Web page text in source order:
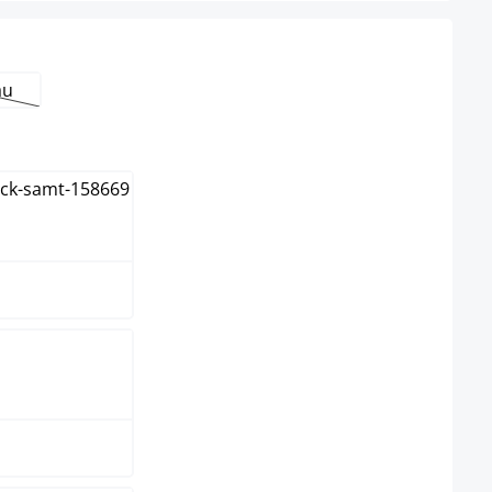
niet beschikbaar.)
optie is momenteel niet beschikbaar.)